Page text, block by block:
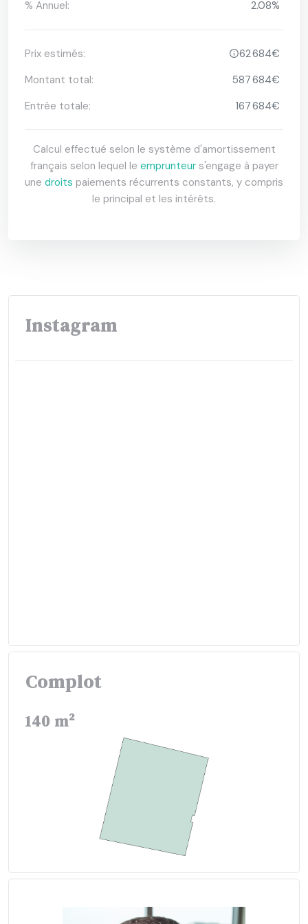
% Annuel: 2.08%
Prix ​​estimés:
62 684€
Montant total:
587 684€
Entrée totale:
167 684€
Calcul effectué selon le système d'amortissement
français selon lequel le emprunteurs'engage à payer
une droits paiements récurrents constants, y compris
le principal et les intérêts.
Instagram
Complot
140 m²